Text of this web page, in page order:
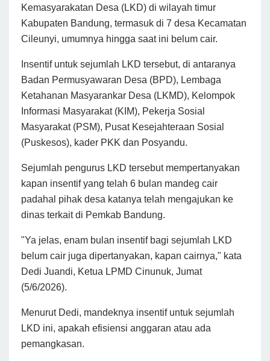
Kemasyarakatan Desa (LKD) di wilayah timur
Kabupaten Bandung, termasuk di 7 desa Kecamatan
Cileunyi, umumnya hingga saat ini belum cair.
Insentif untuk sejumlah LKD tersebut, di antaranya
Badan Permusyawaran Desa (BPD), Lembaga
Ketahanan Masyarankar Desa (LKMD), Kelompok
Informasi Masyarakat (KIM), Pekerja Sosial
Masyarakat (PSM), Pusat Kesejahteraan Sosial
(Puskesos), kader PKK dan Posyandu.
Sejumlah pengurus LKD tersebut mempertanyakan
kapan insentif yang telah 6 bulan mandeg cair
padahal pihak desa katanya telah mengajukan ke
dinas terkait di Pemkab Bandung.
"Ya jelas, enam bulan insentif bagi sejumlah LKD
belum cair juga dipertanyakan, kapan cairnya," kata
Dedi Juandi, Ketua LPMD Cinunuk, Jumat
(5/6/2026).
Menurut Dedi, mandeknya insentif untuk sejumlah
LKD ini, apakah efisiensi anggaran atau ada
pemangkasan.